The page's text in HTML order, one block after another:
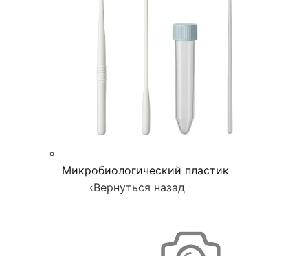
Микробиологический пластик
‹Вернуться назад